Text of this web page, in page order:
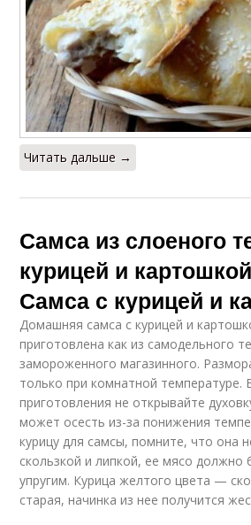
Читать дальше →
Самса из слоеного
курицей и
Самса с курицей и
Домашняя самса с курицей и
приготовлена как из самодельного
замороженного магазинного.
только при комнатной температуре.
приготовления не открывайте
может осесть из-за понижения
курицу для самсы, помните, что она
скользкой и липкой, ее мясо должно
упругим. Курица желтого цвета —
старая, начинка из нее получится